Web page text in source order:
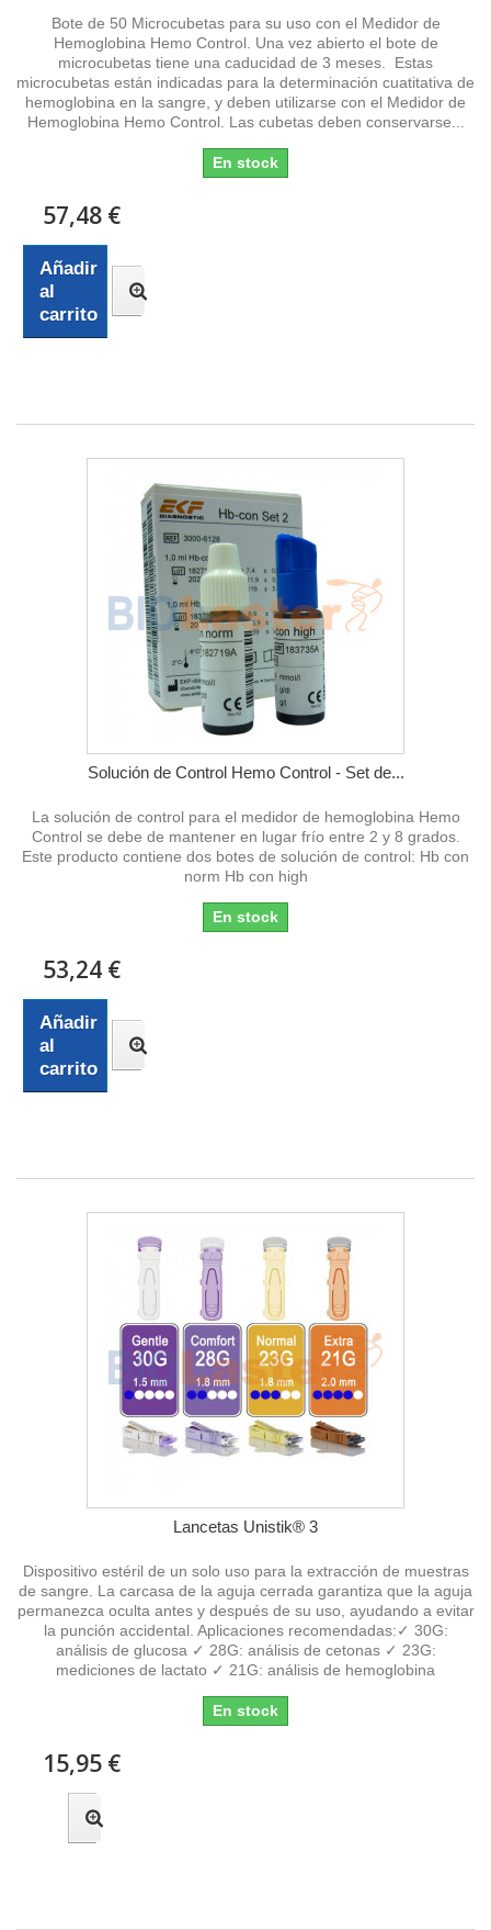
Bote de 50 Microcubetas para su uso con el Medidor de
Hemoglobina Hemo Control. Una vez abierto el bote de
microcubetas tiene una caducidad de 3 meses. Estas
microcubetas están indicadas para la determinación cuatitativa de
hemoglobina en la sangre, y deben utilizarse con el Medidor de
Hemoglobina Hemo Control. Las cubetas deben conservarse...
En stock
57,48 €
Añadir
al
carrito
Solución de Control Hemo Control - Set de...
La solución de control para el medidor de hemoglobina Hemo
Control se debe de mantener en lugar frío entre 2 y 8 grados.
Este producto contiene dos botes de solución de control: Hb con
norm Hb con high
En stock
53,24 €
Añadir
al
carrito
Lancetas Unistik® 3
Dispositivo estéril de un solo uso para la extracción de muestras
de sangre. La carcasa de la aguja cerrada garantiza que la aguja
permanezca oculta antes y después de su uso, ayudando a evitar
la punción accidental. Aplicaciones recomendadas:✓ 30G:
análisis de glucosa ✓ 28G: análisis de cetonas ✓ 23G:
mediciones de lactato ✓ 21G: análisis de hemoglobina
En stock
15,95 €